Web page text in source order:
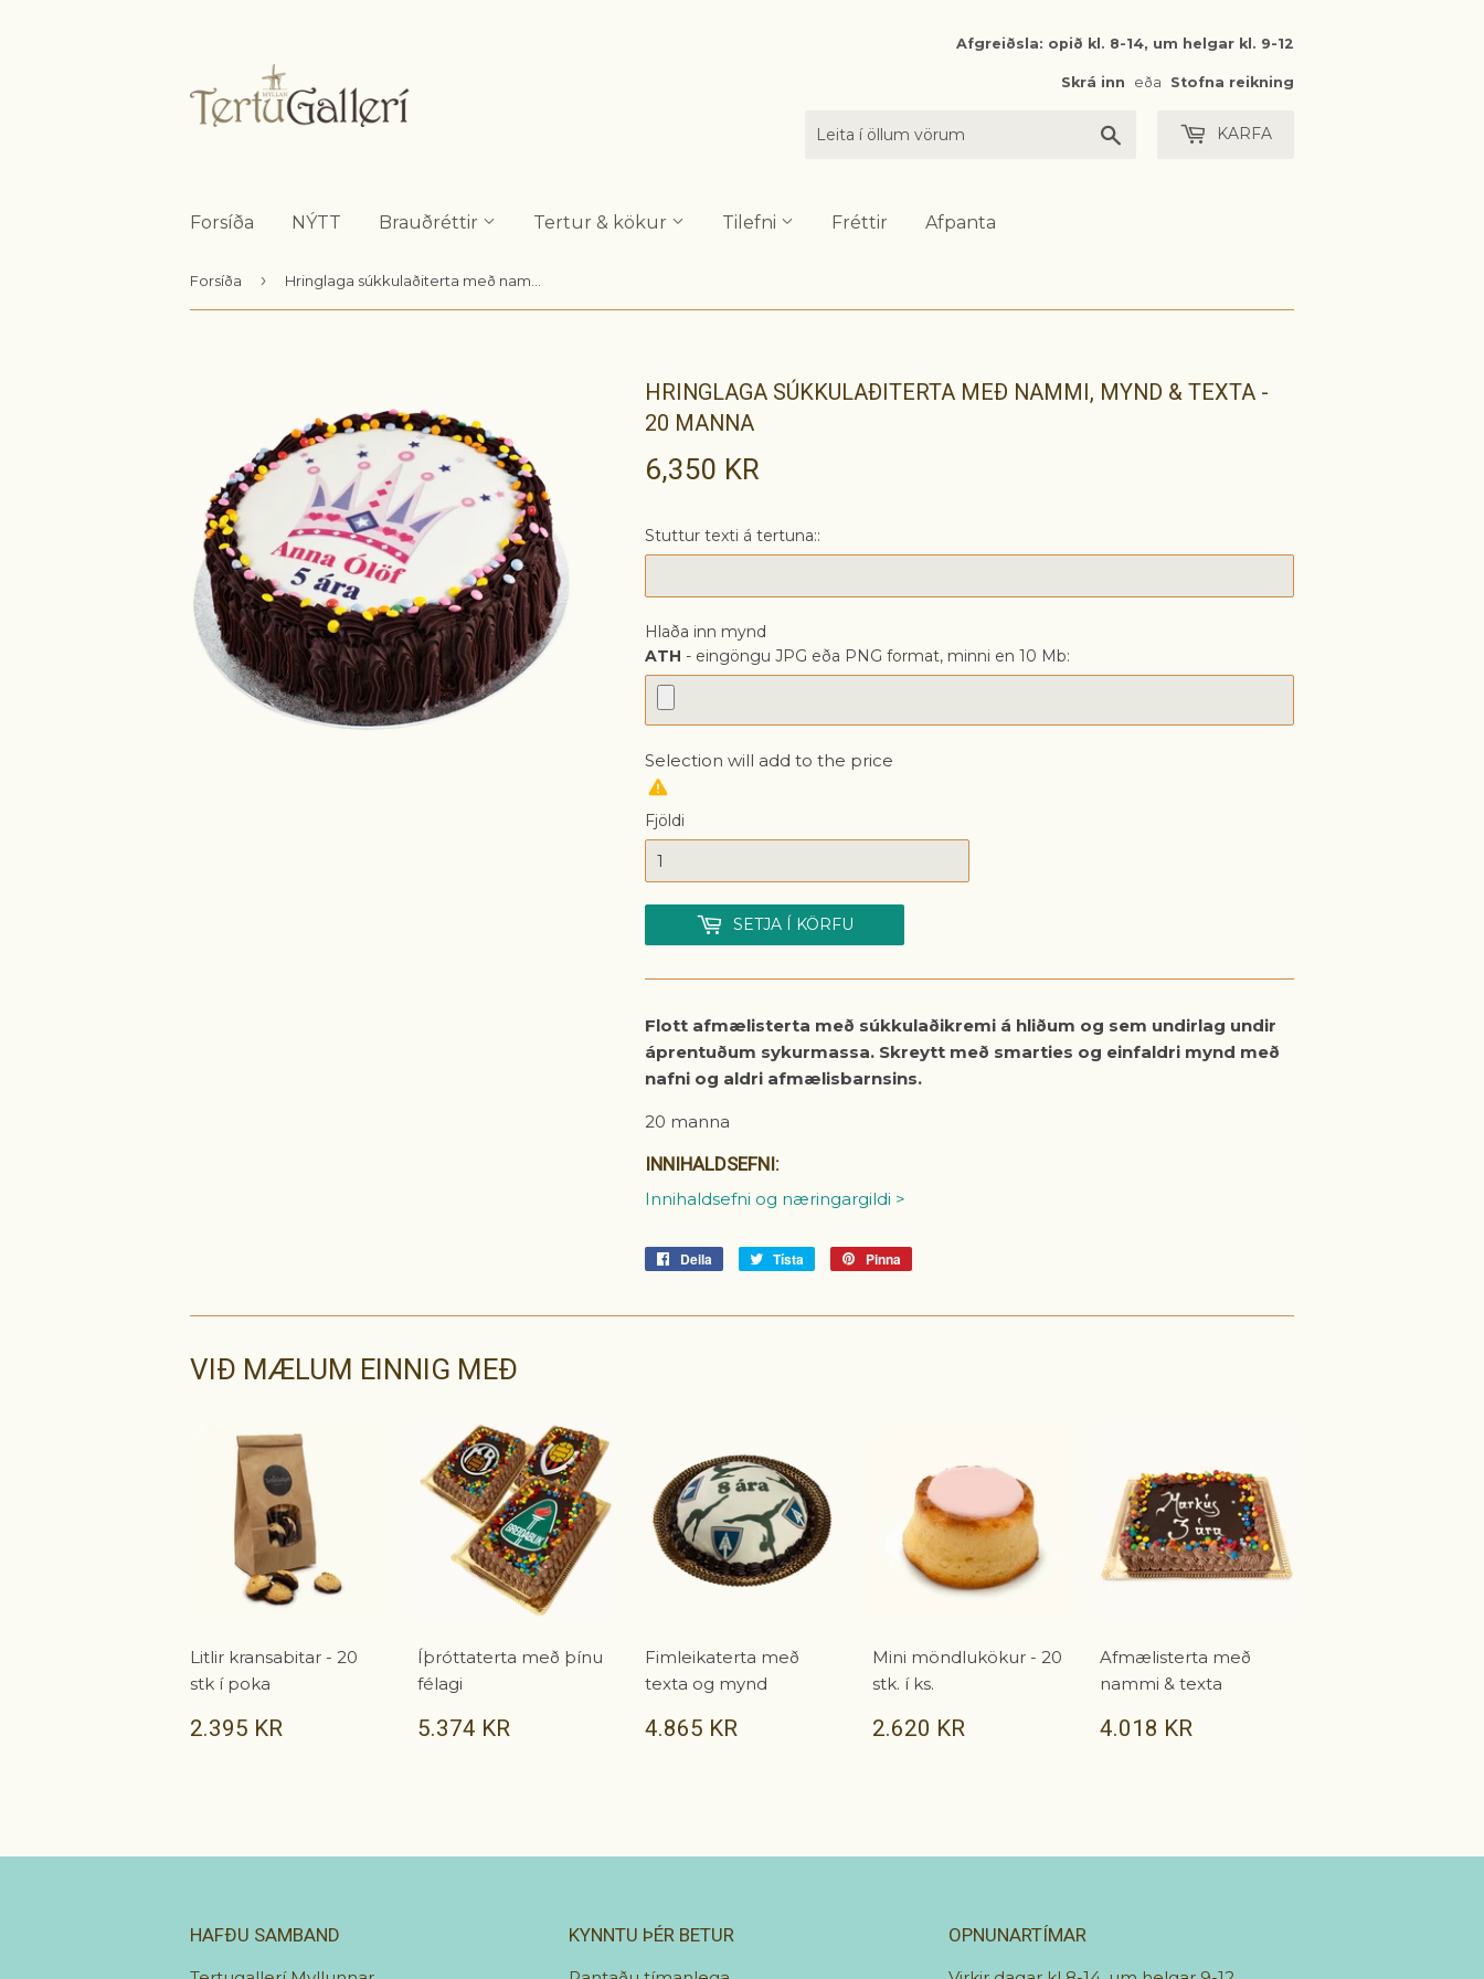
Afgreiðsla: opið kl. 8-14, um helgar kl. 9-12
Skrá inn eða Stofna reikning
KARFA
Forsíða NÝTT Brauðréttir Tertur & kökur Tilefni Fréttir Afpanta
Forsíða ›
HRINGLAGA SÚKKULAÐITERTA MEÐ NAMMI, MYND & TEXTA -
20 MANNA
6,350 KR
Stuttur texti á tertuna::
Hlaða inn mynd
ATH - eingöngu JPG eða PNG format, minni en 10 Mb:
Selection will add to the price
Fjöldi
SETJA Í KÖRFU
Flott afmælisterta með súkkulaðikremi á hliðum og sem undirlag undir
áprentuðum sykurmassa. Skreytt með smarties og einfaldri mynd með
nafni og aldri afmælisbarnsins.
20 manna
INNIHALDSEFNI:
Innihaldsefni og næringargildi >
Deila
Deila
Tísta
Tísta
Pinna
VIÐ MÆLUM EINNIG MEÐ
Litlir kransabitar - 20
stk í poka
VERÐ
2.395 KR
Íþróttaterta með þínu
félagi
VERÐ
5.374 KR
Fimleikaterta með
texta og mynd
VERÐ
4.865 KR
Mini möndlukökur - 20
stk. í ks.
VERÐ
2.620 KR
Afmælisterta með
nammi & texta
VERÐ
4.018 KR
HAFÐU SAMBAND KYNNTU ÞÉR BETUR OPNUNARTÍMAR